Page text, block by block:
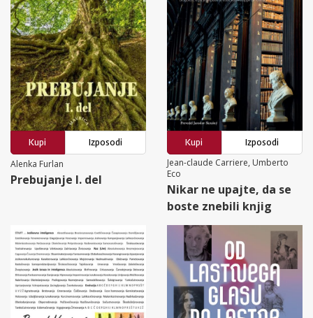
Kupi
Izposodi
Alenka Furlan
Prebujanje I. del
Kupi
Izposodi
Jean-claude Carriere, Umberto
Eco
Nikar ne upajte, da se
boste znebili knjig